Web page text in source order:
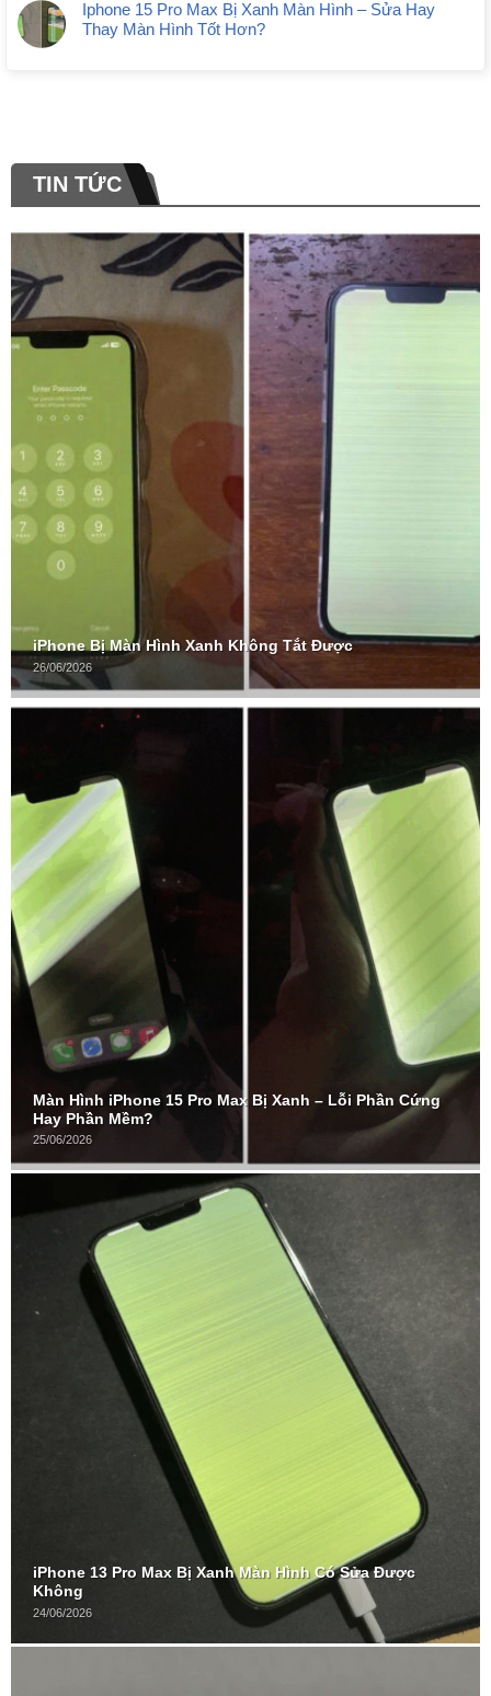
Iphone 15 Pro Max Bị Xanh Màn Hình – Sửa Hay
Thay Màn Hình Tốt Hơn?
TIN TỨC
iPhone Bị Màn Hình Xanh Không Tắt Được
26/06/2026
Màn Hình iPhone 15 Pro Max Bị Xanh – Lỗi Phần Cứng
Hay Phần Mềm?
25/06/2026
iPhone 13 Pro Max Bị Xanh Màn Hình Có Sửa Được
Không
24/06/2026